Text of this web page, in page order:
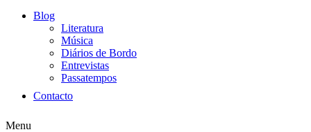
Blog
Literatura
Música
Diários de Bordo
Entrevistas
Passatempos
Contacto
Menu